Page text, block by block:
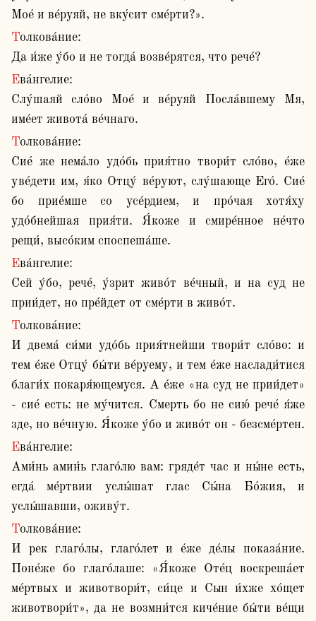
Мое́ и ве́руяй, не вку́сит сме́рти?».
Толкова́ние:
Да и́же у́бо и не тогда́ возве́рятся, что рече́?
Ева́нгелие:
Слу́шаяй сло́во Мое́ и ве́руяй Посла́вшему Мя,
име́ет живота́ ве́чнаго.
Толкова́ние:
Сие́ же нема́ло удо́бь прия́тно твори́т сло́во, е́же
уве́дети им, я́ко Отцу́ ве́руют, слу́шающе Его́. Сие́
бо прие́мше со усе́рдием, и про́чая хотя́ху
удо́бнейшая прия́ти. Я́коже и смире́нное не́что
рещи́, высо́ким споспеша́ше.
Ева́нгелие:
Сей у́бо, рече́, у́зрит живо́т ве́чный, и на суд не
прии́дет, но пре́йдет от сме́рти в живо́т.
Толкова́ние:
И двема́ си́ми удо́бь прия́тнейши твори́т сло́во: и
тем е́же Отцу́ бы́ти ве́руему, и тем е́же наслади́тися
благи́х покаря́ющемуся. А е́же «на суд не прии́дет»
- сие́ есть: не му́чится. Смерть бо не сию́ рече́ я́же
зде, но ве́чную. Я́коже у́бо и живо́т он - безсме́ртен.
Ева́нгелие:
Ами́нь амин́ь глаго́лю вам: гряде́т час и ны́не есть,
егда́ ме́ртвии услы́шат глас Сы́на Бо́жия, и
услы́шавши, оживу́т.
Толкова́ние:
И рек глаго́лы, глаго́лет и е́же де́лы показа́ние.
Поне́же бо глаго́лаше: «Я́коже Оте́ц воскреша́ет
ме́ртвых и животвори́т, си́це и Сын и́хже хо́щет
животвори́т», да не возмни́тся киче́ние бы́ти ве́щи